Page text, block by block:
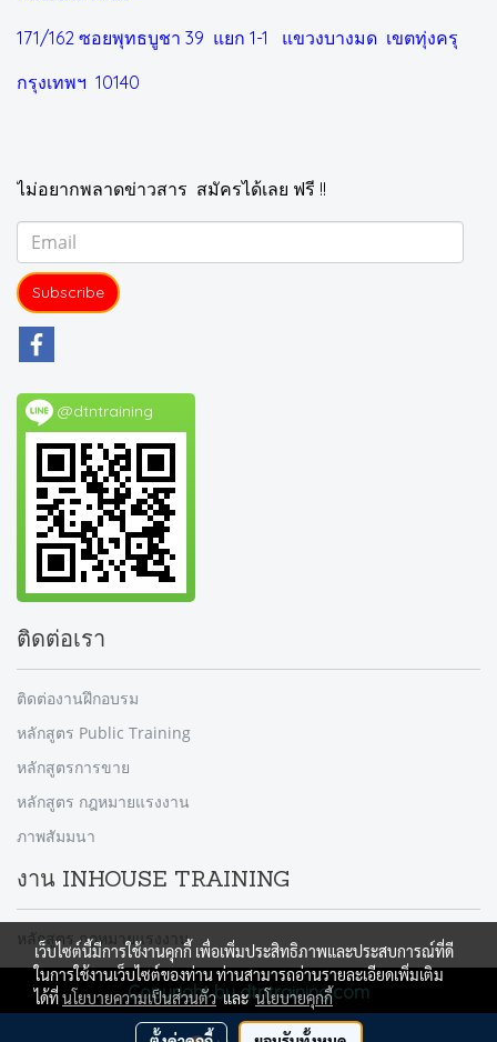
171/162 ซอยพุทธบูชา 39 แยก 1-1 แขวงบางมด เขตทุ่งครุ
กรุงเทพฯ 10140
ไม่อยากพลาดข่าวสาร สมัครได้เลย ฟรี !!
Subscribe
@dtntraining
ติดต่อเรา
ติดต่องานฝึกอบรม
หลักสูตร Public Training
หลักสูตรการขาย
หลักสูตร กฎหมายแรงงาน
ภาพสัมมนา
งาน INHOUSE TRAINING
หลักสูตร กฎหมายแรงงาน
Copyright by dtntraining.com
ผู้เข้าชมวันนี้
เว็บไซต์นี้มีการใช้งานคุกกี้ เพื่อเพิ่มประสิทธิภาพและประสบการณ์ที่ดี
ในการใช้งานเว็บไซต์ของท่าน ท่านสามารถอ่านรายละเอียดเพิ่มเติม
ได้ที่นโยบายความเป็นส่วนตัวและนโยบายคุกกี้